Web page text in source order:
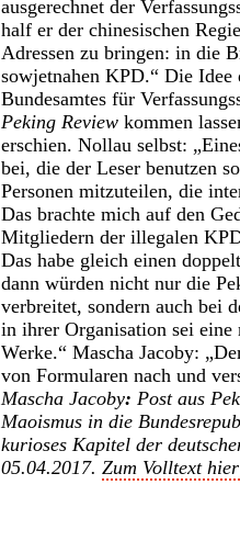
ausgerechnet der
half er der chinesischen
Adressen zu bringen: in die
sowjetnahen KPD.“ Die Idee
Bundesamtes für
Peking Review kommen
erschien. Nollau selbst:
bei, die der Leser benutzen
Personen mitzuteilen, die
Das brachte mich auf den
Mitgliedern der illegalen
Das habe gleich einen
dann würden nicht nur die
verbreitet, sondern auch bei
in ihrer Organisation sei eine
Werke.“ Mascha Jacoby:
von Formularen nach und
Mascha Jacoby: Post aus
Maoismus in die
kurioses Kapitel der
05.04.2017. Zum Volltext